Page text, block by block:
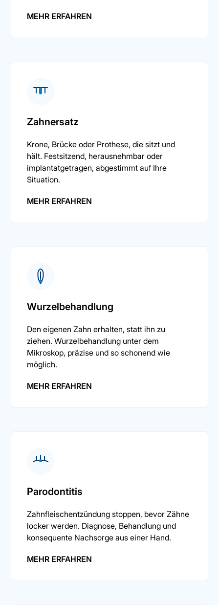
MEHR ERFAHREN
Zahnersatz
Krone, Brücke oder Prothese, die sitzt und
hält. Festsitzend, herausnehmbar oder
implantatgetragen, abgestimmt auf Ihre
Situation.
MEHR ERFAHREN
Wurzelbehandlung
Den eigenen Zahn erhalten, statt ihn zu
ziehen. Wurzelbehandlung unter dem
Mikroskop, präzise und so schonend wie
möglich.
MEHR ERFAHREN
Parodontitis
Zahnfleischentzündung stoppen, bevor Zähne
locker werden. Diagnose, Behandlung und
konsequente Nachsorge aus einer Hand.
MEHR ERFAHREN